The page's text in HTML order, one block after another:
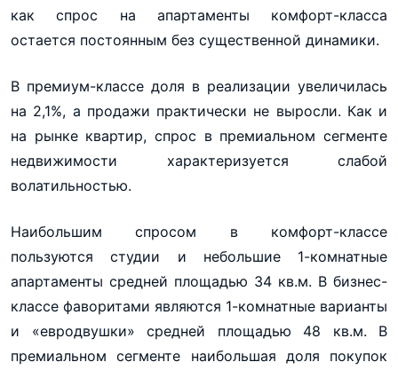
как спрос на апартаменты комфорт-класса
остается постоянным без существенной динамики.
В премиум-классе доля в реализации увеличилась
на 2,1%, а продажи практически не выросли. Как и
на рынке квартир, спрос в премиальном сегменте
недвижимости характеризуется слабой
волатильностью.
Наибольшим спросом в комфорт-классе
пользуются студии и небольшие 1-комнатные
апартаменты средней площадью 34 кв.м. В бизнес-
классе фаворитами являются 1-комнатные варианты
и «евродвушки» средней площадью 48 кв.м. В
премиальном сегменте наибольшая доля покупок